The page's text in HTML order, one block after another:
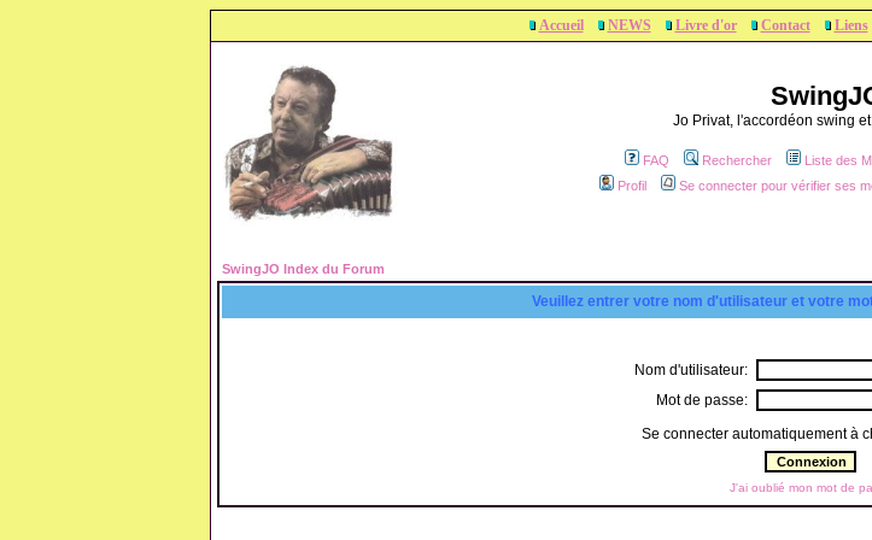
Accueil NEWS Livre d'or Contact Liens
Jo Privat, l'accordéon swing
FAQ Rechercher Liste des
Profil
Se connecter pour vérifier ses
SwingJO Index du Forum
Veuillez entrer votre nom d'utilisateur et votre
Nom d'utilisateur:
Mot de passe:
Se connecter automatiquement à
J'ai oublié mon mot de